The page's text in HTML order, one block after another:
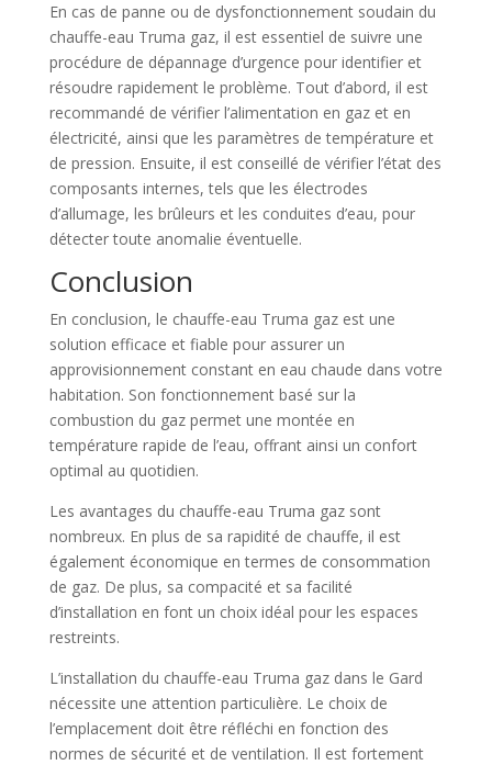
En cas de panne ou de dysfonctionnement soudain du
chauffe-eau Truma gaz, il est essentiel de suivre une
procédure de dépannage d’urgence pour identifier et
résoudre rapidement le problème. Tout d’abord, il est
recommandé de vérifier l’alimentation en gaz et en
électricité, ainsi que les paramètres de température et
de pression. Ensuite, il est conseillé de vérifier l’état des
composants internes, tels que les électrodes
d’allumage, les brûleurs et les conduites d’eau, pour
détecter toute anomalie éventuelle.
Conclusion
En conclusion, le chauffe-eau Truma gaz est une
solution efficace et fiable pour assurer un
approvisionnement constant en eau chaude dans votre
habitation. Son fonctionnement basé sur la
combustion du gaz permet une montée en
température rapide de l’eau, offrant ainsi un confort
optimal au quotidien.
Les avantages du chauffe-eau Truma gaz sont
nombreux. En plus de sa rapidité de chauffe, il est
également économique en termes de consommation
de gaz. De plus, sa compacité et sa facilité
d’installation en font un choix idéal pour les espaces
restreints.
L’installation du chauffe-eau Truma gaz dans le Gard
nécessite une attention particulière. Le choix de
l’emplacement doit être réfléchi en fonction des
normes de sécurité et de ventilation. Il est fortement